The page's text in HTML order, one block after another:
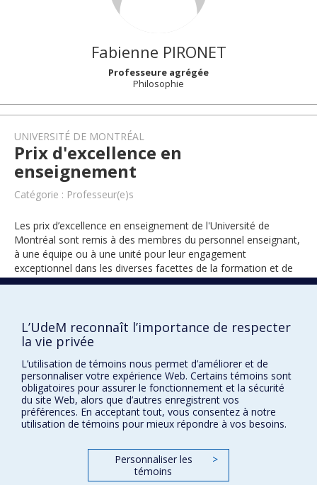
Fabienne PIRONET
Professeure agrégée
Philosophie
UNIVERSITÉ DE MONTRÉAL
Prix d'excellence en
enseignement
Catégorie : Professeur(e)s
Les prix d’excellence en enseignement de l'Université de
Montréal sont remis à des membres du personnel enseignant,
à une équipe ou à une unité pour leur engagement
exceptionnel dans les diverses facettes de la formation et de
l’encadrement des étudiants.
Prix et distinctions
L’UdeM reconnaît l’importance de respecter
la vie privée
L’utilisation de témoins nous permet d’améliorer et de
personnaliser votre expérience Web. Certains témoins sont
obligatoires pour assurer le fonctionnement et la sécurité
du site Web, alors que d’autres enregistrent vos
préférences. En acceptant tout, vous consentez à notre
utilisation de témoins pour mieux répondre à vos besoins.
Personnaliser les
témoins
>